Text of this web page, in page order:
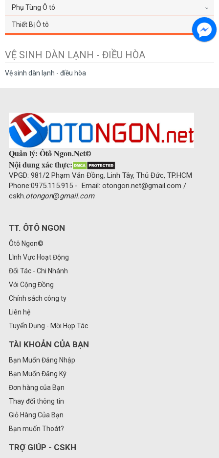
Phụ Tùng Ô tô
Thiết Bị Ô tô
VỆ SINH DÀN LẠNH - ĐIỀU HÒA
Vệ sinh dàn lạnh - điều hòa
Quản lý: Ôtô Ngon.Net©
Nội dung xác thực:
VPGD: 981/2 Phạm Văn Đồng, Linh Tây, Thủ Đức, TP.HCM
Phone:0975.115.915 - Email: otongon.net@gmail.com /
cskh.otongon@gmail.com
TT. ÔTÔ NGON
Ôtô Ngon©
Lĩnh Vực Hoạt Động
Đối Tác - Chi Nhánh
Với Cộng Đồng
Chính sách công ty
Liên hệ
Tuyển Dụng - Mời Hợp Tác
TÀI KHOẢN CỦA BẠN
Bạn Muốn Đăng Nhập
Bạn Muốn Đăng Ký
Đơn hàng của Bạn
Thay đổi thông tin
Giỏ Hàng Của Bạn
Bạn muốn Thoát?
TRỢ GIÚP - CSKH